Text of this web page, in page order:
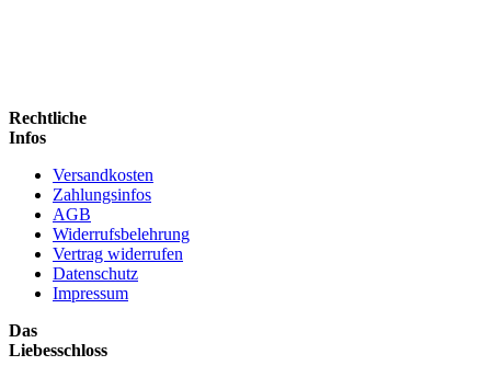
Rechtliche
Infos
Versandkosten
Zahlungsinfos
AGB
Widerrufsbelehrung
Vertrag widerrufen
Datenschutz
Impressum
Das
Liebesschloss